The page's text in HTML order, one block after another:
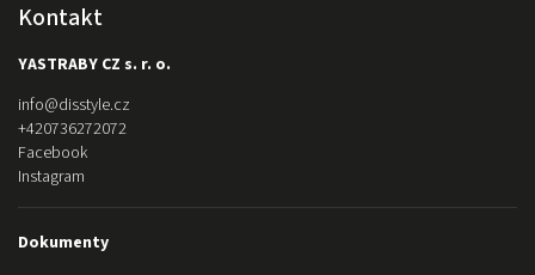
Kontakt
YASTRABY CZ s. r. o.
info@disstyle.cz
+420736272072
Facebook
Instagram
Dokumenty